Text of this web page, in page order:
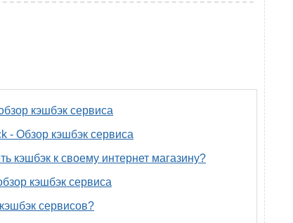
кэшбэк сервиса
- Обзор кэшбэк сервиса
кэшбэк к своему интернет магазину?
кэшбэк сервиса
сервисов?